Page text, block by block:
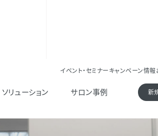
ソリューション サロン事例
イベント・セミナーキャンペーン情報
新